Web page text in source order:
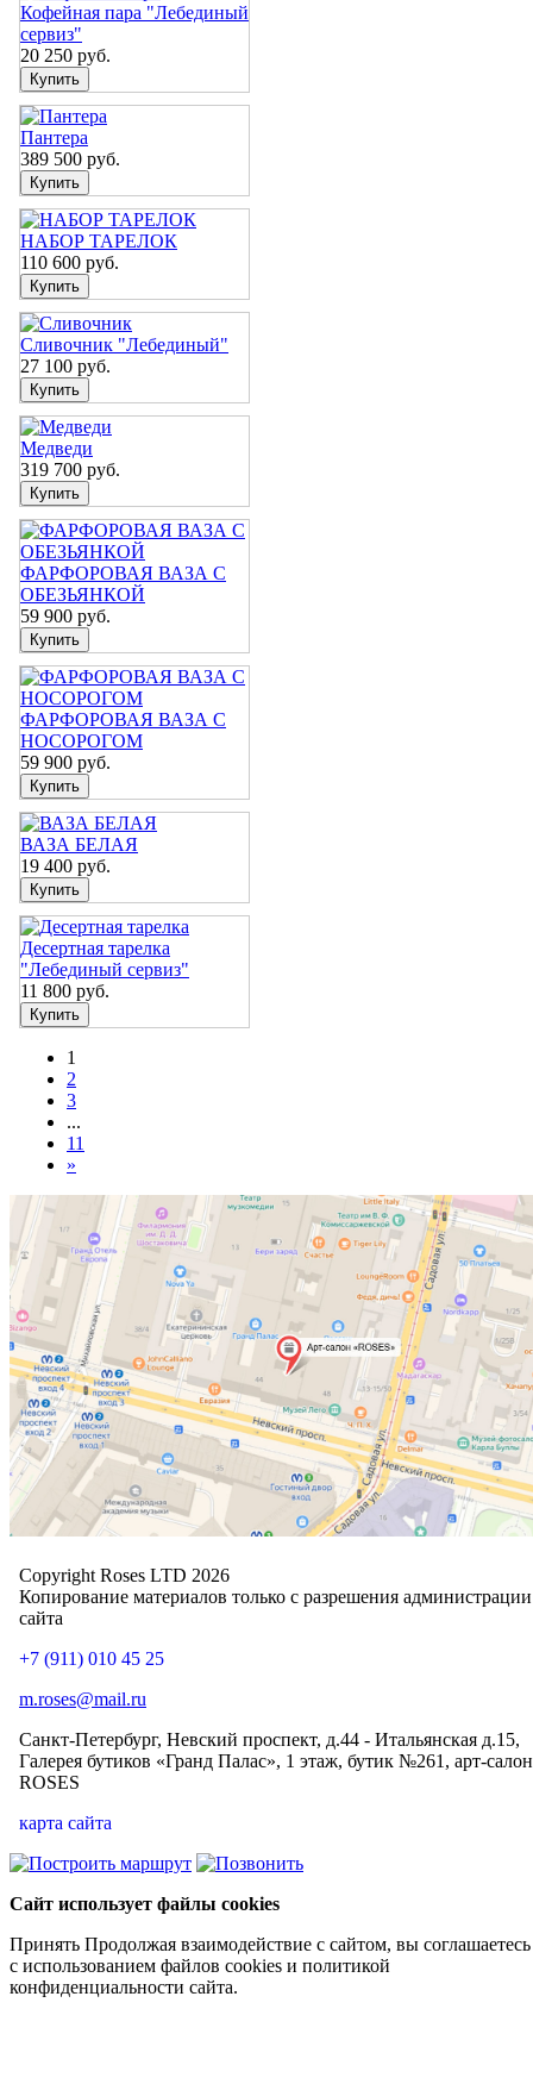
Кофейная пара "Лебединый
сервиз"
20 250 руб.
Пантера
389 500 руб.
НАБОР ТАРЕЛОК
110 600 руб.
Сливочник "Лебединый"
27 100 руб.
Медведи
319 700 руб.
ФАРФОРОВАЯ ВАЗА С
ОБЕЗЬЯНКОЙ
59 900 руб.
ФАРФОРОВАЯ ВАЗА С
НОСОРОГОМ
59 900 руб.
ВАЗА БЕЛАЯ
19 400 руб.
Десертная тарелка
"Лебединый сервиз"
11 800 руб.
1
2
3
...
11
»
Copyright Roses LTD 2026
Копирование материалов только с разрешения администрации
сайта
+7 (911) 010 45 25
m.roses@mail.ru
Санкт-Петербург, Невский проспект, д.44 - Итальянская д.15,
Галерея бутиков «Гранд Палас», 1 этаж, бутик №261, арт-салон
ROSES
карта сайта
Сайт использует файлы cookies
Принять Продолжая взаимодействие с сайтом, вы соглашаетесь
с использованием файлов cookies и политикой
конфиденциальности сайта.